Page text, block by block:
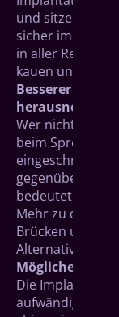
und sitzen
sicher im
in aller Regel
kauen und fest
Besserer Halt
Wer nicht alles
beim Sprechen
eingeschränkt.
gegenüber
bedeutet auch
Mehr zu den
Brücken und
Alternativen“.
Mögliche
Die
aufwändiger als